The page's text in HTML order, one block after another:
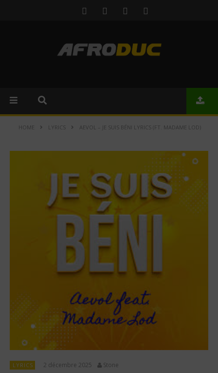
HOME LYRICS AEVOL – JE SUIS BÉNI LYRICS (FT. MADAME LOD)
LYRICS 2 décembre 2025 Stone